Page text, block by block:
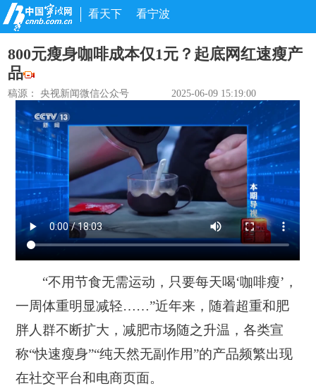
看天下 看宁波
800元瘦身咖啡成本仅1元？起底网红速瘦产
品
稿源：央视新闻微信公众号 2025-06-09 15:19:00
“不用节食无需运动，只要每天喝‘咖啡瘦’，
一周体重明显减轻……”近年来，随着超重和肥
胖人群不断扩大，减肥市场随之升温，各类宣
称“快速瘦身”“纯天然无副作用”的产品频繁出现
在社交平台和电商页面。